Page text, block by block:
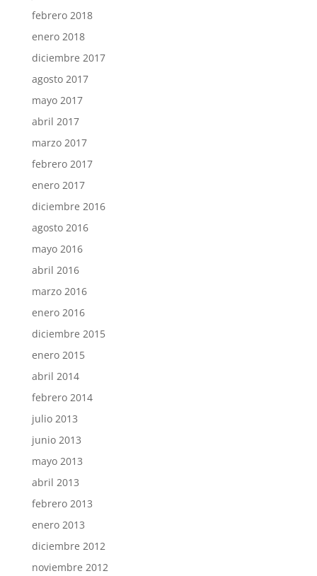
febrero 2018
enero 2018
diciembre 2017
agosto 2017
mayo 2017
abril 2017
marzo 2017
febrero 2017
enero 2017
diciembre 2016
agosto 2016
mayo 2016
abril 2016
marzo 2016
enero 2016
diciembre 2015
enero 2015
abril 2014
febrero 2014
julio 2013
junio 2013
mayo 2013
abril 2013
febrero 2013
enero 2013
diciembre 2012
noviembre 2012